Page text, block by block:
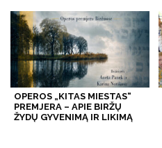
OPEROS „KITAS MIESTAS“
PREMJERA – APIE BIRŽŲ
ŽYDŲ GYVENIMĄ IR LIKIMĄ